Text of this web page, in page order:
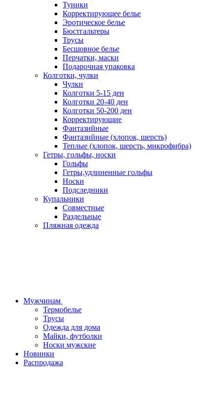
Туники
Корректирующее белье
Эротическое белье
Бюстгальтеры
Трусы
Бесшовное белье
Перчатки, маски
Подарочная упаковка
Колготки, чулки
Чулки
Колготки 5-15 ден
Колготки 20-40 ден
Колготки 50-200 ден
Корректирующие
Фантазийные
Фантазийные (хлопок, шерсть)
Теплые (хлопок, шерсть, микрофибра)
Гетры, гольфы, носки
Гольфы
Гетры,удлиненные гольфы
Носки
Подследники
Купальники
Совместные
Раздельные
Пляжная одежда
Мужчинам
Термобелье
Трусы
Одежда для дома
Майки, футболки
Носки мужские
Новинки
Распродажа